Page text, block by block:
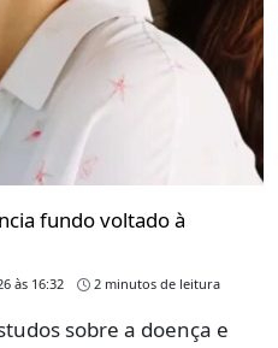
fundo voltado à
às 16:32 2 minutos de leitura
sobre a doença e